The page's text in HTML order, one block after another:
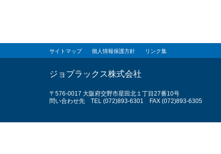
サイトマップ 個人情報保護方針 リンク集
ジョプラックス株式会社
〒576-0017 大阪府交野市星田北１丁目27番10号
問い合わせ先 TEL (072)893-6301 FAX (072)893-6305